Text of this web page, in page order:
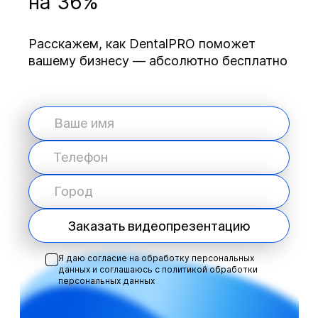
Расскажем, как DentalPRO поможет
вашему бизнесу — абсолютно бесплатно
Заказать видеопрезентацию
Я даю согласие на обработку персональных
данных и соглашаюсь с политикой обработки
персональных данных